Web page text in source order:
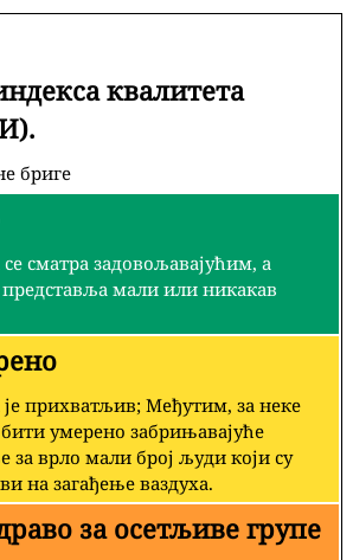
квалитета
бриге
сматра задовољавајућим, а
представља мали или никакав
је прихватљив; Међутим, за неке
умерено забрињавајуће
за врло мали број људи који су
на загађење ваздуха.
за осетљиве групе